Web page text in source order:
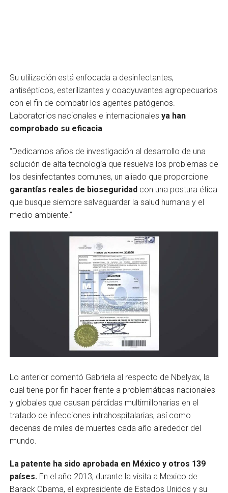
Su utilización está enfocada a desinfectantes,
antisépticos, esterilizantes y coadyuvantes agropecuarios
con el fin de combatir los agentes patógenos.
Laboratorios nacionales e internacionales ya han
comprobado su eficacia.
“Dedicamos años de investigación al desarrollo de una
solución de alta tecnología que resuelva los problemas de
los desinfectantes comunes, un aliado que proporcione
garantías reales de bioseguridad con una postura ética
que busque siempre salvaguardar la salud humana y el
medio ambiente.”
Lo anterior comentó Gabriela al respecto de Nbelyax, la
cual tiene por fin hacer frente a problemáticas nacionales
y globales que causan pérdidas multimillonarias en el
tratado de infecciones intrahospitalarias, así como
decenas de miles de muertes cada año alrededor del
mundo.
La patente ha sido aprobada en México y otros 139
países.En el año 2013, durante la visita a Mexico de
Barack Obama, el expresidente de Estados Unidos y su